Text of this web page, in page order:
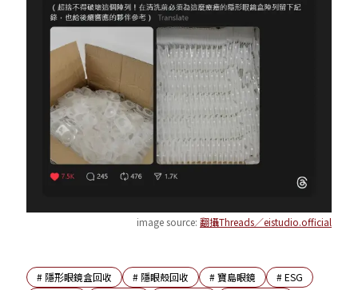
image source: 翻攝Threads／eistudio.official
# 隱形眼鏡盒回收 # 隱眼殼回收 #寶島眼鏡 #ESG